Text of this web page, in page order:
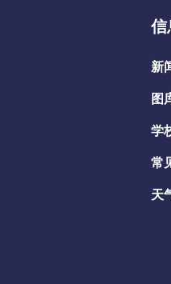
信
新
图
学
常
天